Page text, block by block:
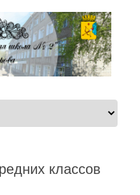
классов